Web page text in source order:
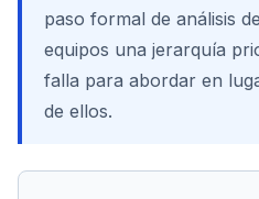
paso formal de análisis
equipos una jerarquía
falla para abordar en
de ellos.